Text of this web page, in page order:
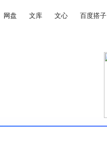
网盘 文库 文心 百度搭子